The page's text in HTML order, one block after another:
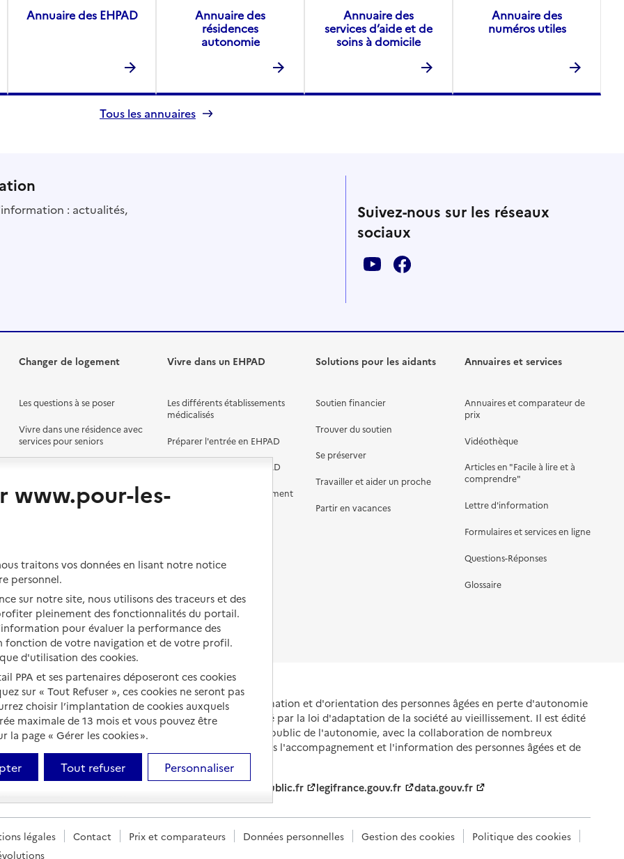
/ Premier ministre
/ Premier ministre
Annuaire des EHPAD
Annuaire des
résidences
autonomie
Annuaire des
services d’aide et de
soins à domicile
Annuaire des
numéros utiles
Tous les annuaires
: actualités,
Suivez-nous sur les réseaux
sociaux
Changer de logement
Les questions à se poser
Vivre dans une résidence avec
services pour seniors
Vivre en accueil familial
Vivre dans un EHPAD
Les différents établissements
médicalisés
Préparer l'entrée en EHPAD
Aides financières en EHPAD
Prévention, accompagnement
Droits en EHPAD
Fin de vie en EHPAD
Solutions pour les aidants
Soutien financier
Trouver du soutien
Se préserver
Travailler et aider un proche
Partir en vacances
Annuaires et services
Annuaires et comparateur de
prix
Vidéothèque
Articles en "Facile à lire et à
comprendre"
Lettre d'information
Formulaires et services en ligne
Questions-Réponses
Glossaire
Portail national d'information et d'orientation des personnes âgées en perte d'autonomie
et de leurs proches, créé par la loi d'adaptation de la société au vieillissement. Il est édité
et animé par le Service public de l'autonomie, avec la collaboration de nombreux
partenaires engagés dans l'accompagnement et l'information des personnes âgées et de
leurs aidants.
service-public.fr legifrance.gouv.fr data.gouv.fr
légales Contact Prix et comparateurs Données personnelles Gestion des cookies
Politique des cookies
www.pour-les-
traitons vos données en lisant notre notice
personnel.
sur notre site, nous utilisons des traceurs et des
pleinement des fonctionnalités du portail.
pour évaluer la performance des
fonction de votre navigation et de votre profil.
d'utilisation des cookies.
PPA et ses partenaires déposeront ces cookies
sur « Tout Refuser », ces cookies ne seront pas
choisir l’implantation de cookies auxquels
maximale de 13 mois et vous pouvez être
page « Gérer les cookies ».
Tout refuser Personnaliser